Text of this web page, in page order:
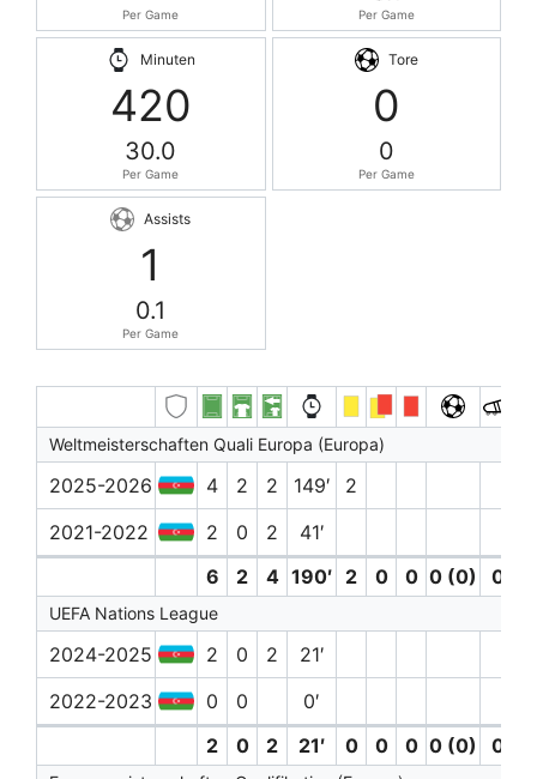
Per Game Per Game
Minuten
420
30.0
Per Game
Tore
0
0
Per Game
Assists
1
0.1
Per Game
Weltmeisterschaften Quali Europa (Europa)
2025-2026 4 2 2 149′
2
2021-2022
2 0 2
41′
6
2 4 190′ 2 0 0 0 (0) 0
UEFA Nations League
2024-2025 2 0 2
21′
2022-2023
0 0
0′
2
0 2 21′ 0 0 0 0 (0) 0